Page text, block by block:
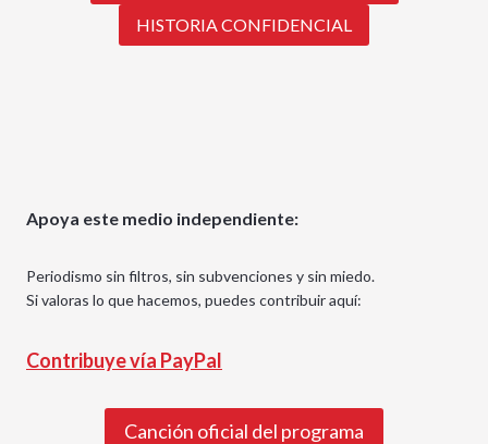
HISTORIA CONFIDENCIAL
Apoya este medio independiente:
Periodismo sin filtros, sin subvenciones y sin miedo.
Si valoras lo que hacemos, puedes contribuir aquí:
Contribuye vía PayPal
Canción oficial del programa